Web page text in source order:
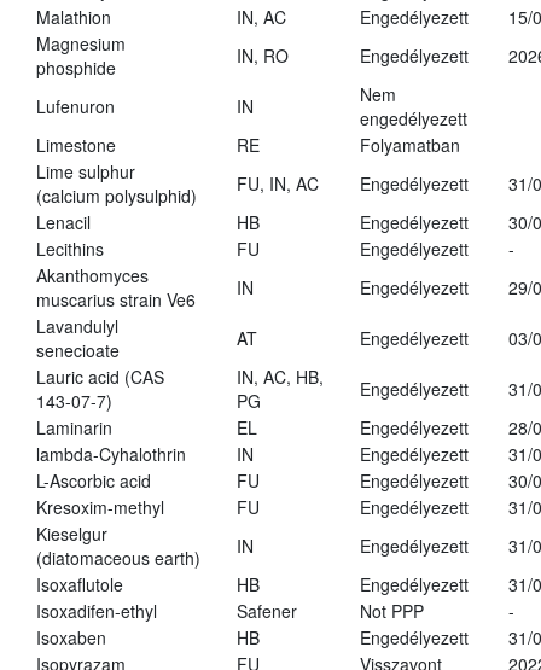
Malathion
IN, AC Engedélyezett
15/
Magnesium
phosphide
IN, RO Engedélyezett
Lufenuron IN
Nem
engedélyezett
Limestone
RE
Folyamatban
Lime sulphur
(calcium polysulphid)
FU, IN, AC Engedélyezett
31/
Lenacil
HB Engedélyezett
30/
Lecithins
FU Engedélyezett
-
Akanthomyces
muscarius strain Ve6
IN Engedélyezett
29/
Lavandulyl
senecioate
AT Engedélyezett
03/
Lauric acid (CAS
143-07-7)
IN, AC, HB,
PG
Engedélyezett
31/
Laminarin
EL Engedélyezett
28/
lambda-Cyhalothrin
IN Engedélyezett
31/
L-Ascorbic acid
FU Engedélyezett
30/
Kresoxim-methyl
FU Engedélyezett
31/
Kieselgur
(diatomaceous earth)
IN Engedélyezett
31/
Isoxaflutole
HB Engedélyezett
31/
Isoxadifen-ethyl
Safener Not PPP
-
Isoxaben
HB Engedélyezett
31/
Isopyrazam
FU Visszavont